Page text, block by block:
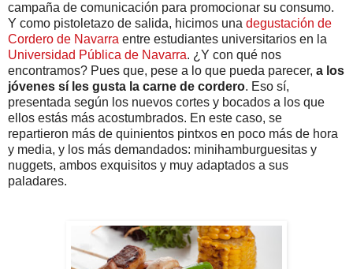
campaña de comunicación para promocionar su consumo.
Y como pistoletazo de salida, hicimos una degustación de
Cordero de Navarra entre estudiantes universitarios en la
Universidad Pública de Navarra. ¿Y con qué nos
encontramos? Pues que, pese a lo que pueda parecer, a los
jóvenes sí les gusta la carne de cordero. Eso sí,
presentada según los nuevos cortes y bocados a los que
ellos estás más acostumbrados. En este caso, se
repartieron más de quinientos pintxos en poco más de hora
y media, y los más demandados: minihamburguesitas y
nuggets, ambos exquisitos y muy adaptados a sus
paladares.